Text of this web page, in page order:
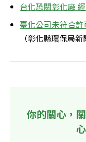
台化恐關彰化廠
臺化公司未符合
（彰化縣環保局新
你的關心，